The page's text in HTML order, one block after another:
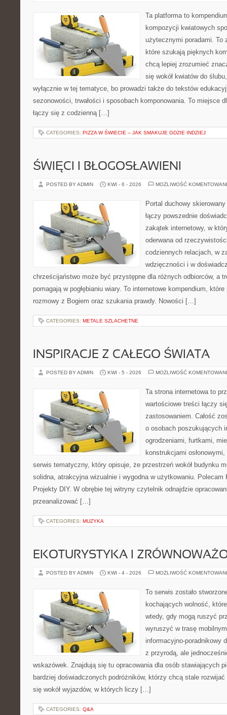
Ta platforma to
kompozycji kwiatowych
użytecznymi poradami. To
które szukają pięknych
chcą lepiej zrozumieć
się wokół kwiatów do
wyłącznie w tej tematyce, bo prowadzi także do tekstów
sezonowości, trwałości i sposobach komponowania. To miejsce
łączy się z codzienną […]
CATEGORIES: PIZZA W ŚWIECIE – JAK SMAKUJE GDZIE INDZIEJ
ŚWIĘCI I BŁOGOSŁAWIENI
POSTED BY ADMIN KWI - 6 - 2026 MOŻLIWOŚĆ
Portal duchowy
łączy powszednie
zakątek internetowy, w
oderwana od
codziennych relacjach, w
wdzięczności i w
chrześcijaństwo może być przystępne dla różnych odbiorców, a
pomagają w pogłębianiu wiary. To internetowe kompendium,
rozmowy z Bogiem oraz szukania prawdy. Nowości […]
CATEGORIES: METALE SZLACHETNE
INSPIRACJE Z CAŁEGO ŚWIATA
POSTED BY ADMIN KWI - 5 - 2026 MOŻLIWOŚĆ
Ta strona internetowa to
wartościowe treści łączy
zastosowaniem. Całość
o osobach poszukujących
ogrodzeniami, furtkami,
konstrukcjami
serwis tematyczny, który opisuje, że przestrzeń wokół budynku
solidna, atrakcyjna wizualnie i wygodna w użytkowaniu. Polecam
Projekty DIY. W obrębie tej witryny czytelnik odnajdzie
przeanalizować […]
CATEGORIES: MUZYKA
EKOTURYSTYKA I
POSTED BY ADMIN KWI - 4 - 2026 MOŻLIWOŚĆ
To serwis zostało
kochających wolność,
wtedy, gdy mogą ruszyć
wyruszyć w trasę
informacyjno-poradnikowy
z przyrodą, ale
wskazówek. Znajdują się tu opracowania dla osób stawiających
bardziej doświadczonych podróżników, którzy chcą stale
się wokół wyjazdów, w których liczy […]
CATEGORIES: Q&A